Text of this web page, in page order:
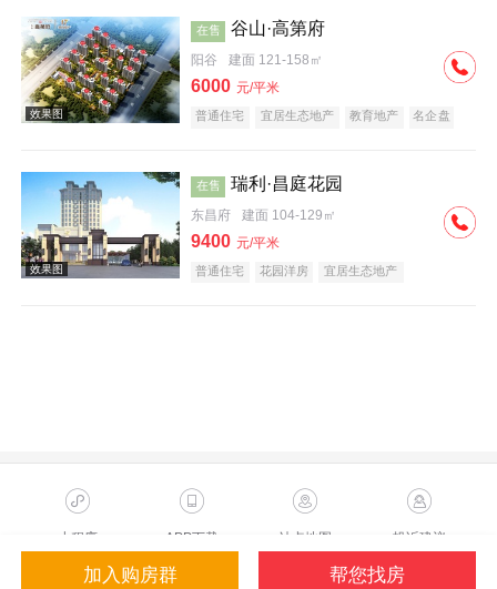
效果图
效果图
在售 谷山·高第府
阳谷 建面 121-158㎡
6000 元/平米
普通住宅 宜居生态地产 教育地产 名企盘
在售 瑞利·昌庭花园
东昌府 建面 104-129㎡
9400 元/平米
普通住宅 花园洋房 宜居生态地产
加入购房群 帮您找房
小程序 APP下载 站点地图 投诉建议